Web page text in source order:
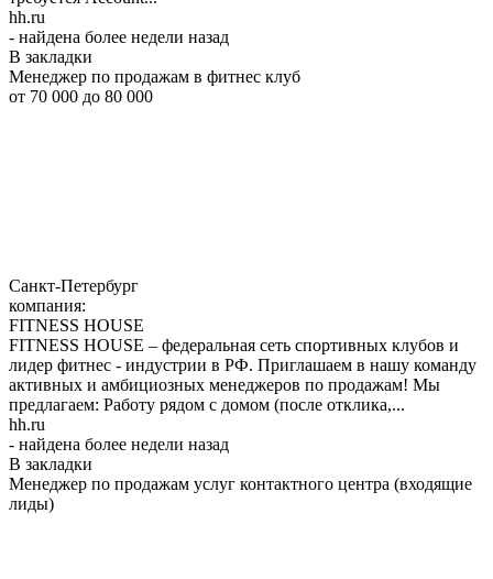
hh.ru
- найдена более недели назад
В закладки
Менеджер по продажам в фитнес клуб
от 70 000 до 80 000
Санкт-Петербург
компания:
FITNESS HOUSE
FITNESS HOUSE – федеральная сеть спортивных клубов и
лидер фитнес - индустрии в РФ. Приглашаем в нашу команду
активных и амбициозных менеджеров по продажам! Мы
предлагаем: Работу рядом с домом (после отклика,...
hh.ru
- найдена более недели назад
В закладки
Менеджер по продажам услуг контактного центра (входящие
лиды)